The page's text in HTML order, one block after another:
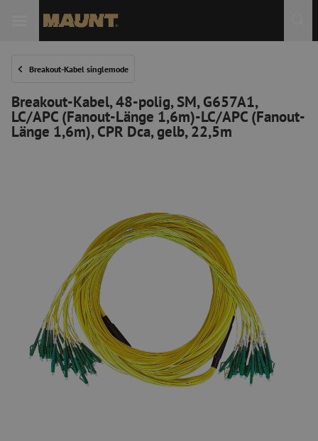
Breakout-Kabel singlemode
Breakout-Kabel, 48-polig, SM, G657A1,
LC/APC (Fanout-Länge 1,6m)-LC/APC (Fanout-
Länge 1,6m), CPR Dca, gelb, 22,5m